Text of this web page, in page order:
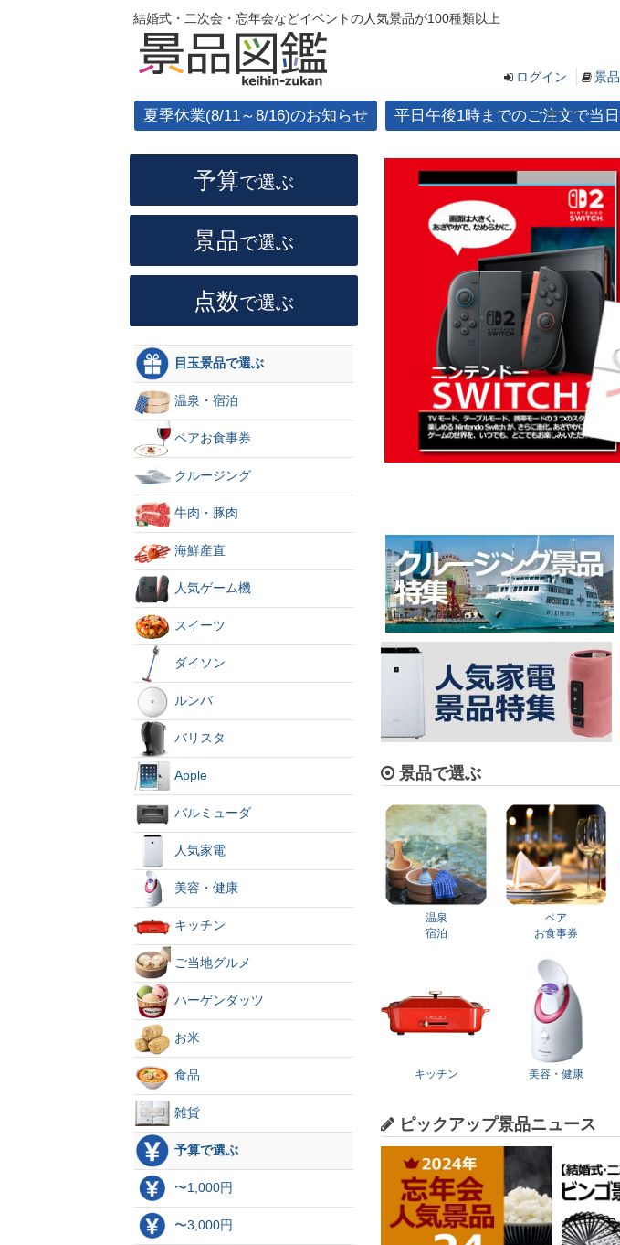
結婚式・二次会・忘年会などイベントの人気景品が100種類以上
ログイン
景
夏季休業(8/11～8/16)のお知らせ 平日午後1時までのご注文で当
景品で選ぶ
温泉
宿泊
ペア
お食事券
キッチン 美容・健康
ピックアップ景品ニュース
予算で選ぶ
景品で選ぶ
点数で選ぶ
目玉景品で選ぶ
温泉・宿泊
ペアお食事券
クルージング
牛肉・豚肉
海鮮産直
人気ゲーム機
スイーツ
ダイソン
ルンバ
バリスタ
Apple
バルミューダ
人気家電
美容・健康
キッチン
ご当地グルメ
ハーゲンダッツ
お米
食品
雑貨
予算で選ぶ
〜1,000円
〜3,000円